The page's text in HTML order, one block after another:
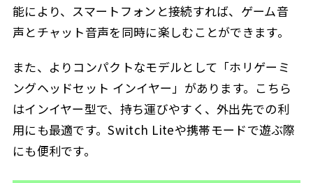
能により、スマートフォンと接続すれば、ゲーム音
声とチャット音声を同時に楽しむことができます。
また、よりコンパクトなモデルとして「ホリゲーミ
ングヘッドセット インイヤー」があります。こちら
はインイヤー型で、持ち運びやすく、外出先での利
用にも最適です。Switch Liteや携帯モードで遊ぶ際
にも便利です。